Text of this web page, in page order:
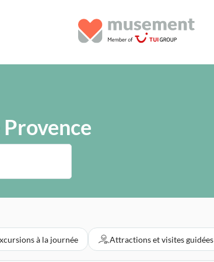
à la journée Attractions et visites guidées